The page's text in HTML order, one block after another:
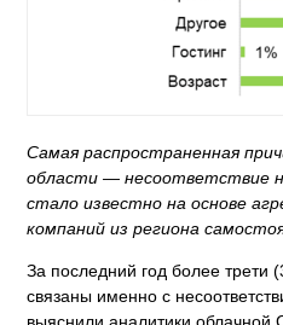
Самая распространенная
области — несоответствие
стало известно на основе
компаний из региона
За последний год более трети
связаны именно с